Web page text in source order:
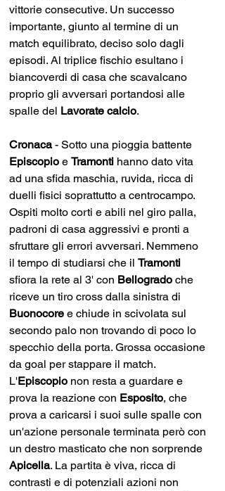
vittorie consecutive. Un successo
importante, giunto al termine di un
match equilibrato, deciso solo dagli
episodi. Al triplice fischio esultano i
biancoverdi di casa che scavalcano
proprio gli avversari portandosi alle
spalle del Lavorate calcio.
Cronaca - Sotto una pioggia battente
Episcopio e Tramonti hanno dato vita
ad una sfida maschia, ruvida, ricca di
duelli fisici soprattutto a centrocampo.
Ospiti molto corti e abili nel giro palla,
padroni di casa aggressivi e pronti a
sfruttare gli errori avversari. Nemmeno
il tempo di studiarsi che il Tramonti
sfiora la rete al 3' con Bellogrado che
riceve un tiro cross dalla sinistra di
Buonocore e chiude in scivolata sul
secondo palo non trovando di poco lo
specchio della porta. Grossa occasione
da goal per stappare il match.
L'Episcopio non resta a guardare e
prova la reazione con Esposito, che
prova a caricarsi i suoi sulle spalle con
un'azione personale terminata però con
un destro masticato che non sorprende
Apicella. La partita è viva, ricca di
contrasti e di potenziali azioni non